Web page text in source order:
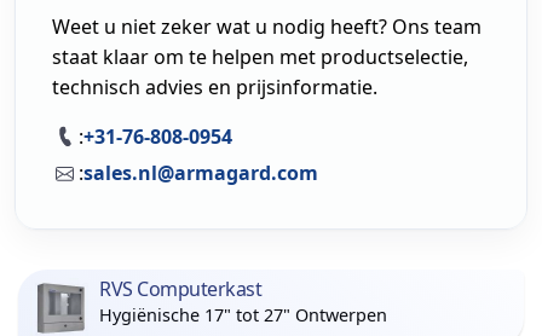
Weet u niet zeker wat u nodig heeft? Ons team
staat klaar om te helpen met productselectie,
technisch advies en prijsinformatie.
:+31-76-808-0954
:sales.nl@armagard.com
RVS Computerkast
Hygiënische 17" tot 27" Ontwerpen